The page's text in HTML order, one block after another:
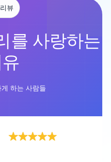
리뷰
를 사랑하는
하는 사람들